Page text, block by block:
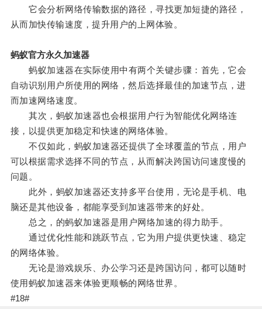
它会分析网络传输数据的路径，寻找更加短捷的路径，
从而加快传输速度，提升用户的上网体验。
蚂蚁官方永久加速器
蚂蚁加速器在实际使用中有两个关键步骤：首先，它会
自动识别用户所使用的网络，然后选择最佳的加速节点，进
而加速网络速度。
其次，蚂蚁加速器也会根据用户行为智能优化网络连
接，以提供更加稳定和快速的网络体验。
不仅如此，蚂蚁加速器还提供了全球覆盖的节点，用户
可以根据需求选择不同的节点，从而解决跨国访问速度慢的
问题。
此外，蚂蚁加速器还支持多平台使用，无论是手机、电
脑还是其他设备，都能享受到加速器带来的好处。
总之，的蚂蚁加速器是用户网络加速的得力助手。
通过优化性能和跳跃节点，它为用户提供更快速、稳定
的网络体验。
无论是游戏娱乐、办公学习还是跨国访问，都可以随时
使用蚂蚁加速器来体验更顺畅的网络世界。
#18#